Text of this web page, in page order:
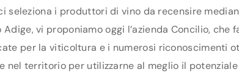
seleziona i produttori di vino da recensire
vi proponiamo oggi l’azienda Concilio,
per la viticoltura e i numerosi riconoscimenti
territorio per utilizzarne al meglio il